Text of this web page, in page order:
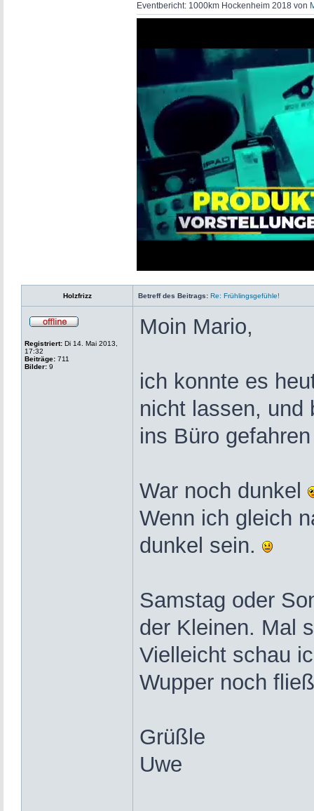
Eventbericht: 1000km Hockenheim 2018 von
Holzfrizz Betreff des Beitrags: Re: Frühlingsgefühle!
Registriert: Di 14. Mai 2013,
17:32
Beiträge: 711
Bilder: 9
Moin Mario,
ich konnte es
nicht lassen, und
ins Büro
War noch dunkel
Wenn ich gleich
dunkel sein.
Samstag oder
der Kleinen. Mal
Vielleicht schau
Wupper noch
Grüßle
Uwe